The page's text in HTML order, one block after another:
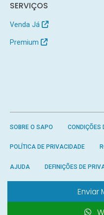
Enviar
SERVIÇOS
Venda Já
Premium
SOBRE O SAPO CONDIÇÕES
POLÍTICA DE PRIVACIDADE
AJUDA DEFINIÇÕES DE